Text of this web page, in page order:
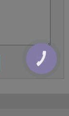
КНОПКА
ЗВ'ЯЗКУ